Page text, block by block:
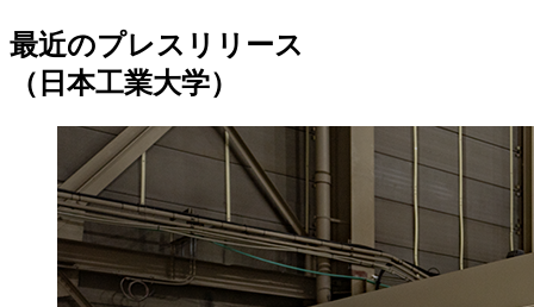
最近のプレスリリース
（日本工業大学）